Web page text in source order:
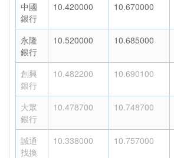
中國
銀行
10.420000 10.670000
永隆
銀行
10.520000 10.685000
創興
銀行
10.482200 10.690100
大眾
銀行
10.478700 10.748700
誠通
找換
10.338000 10.757000